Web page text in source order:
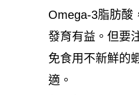
Omega-3脂肪酸
發育有益。但要
免食用不新鮮的
適。